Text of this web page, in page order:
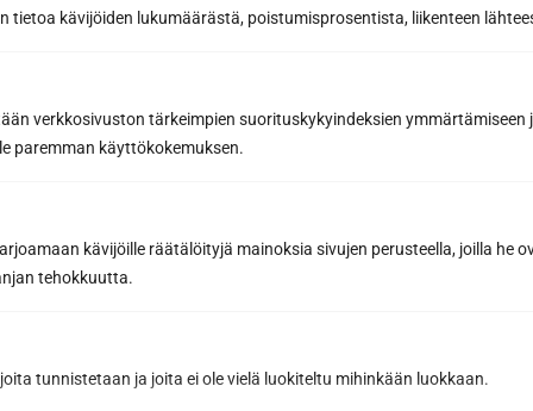
tietoa kävijöiden lukumäärästä, poistumisprosentista, liikenteen
verkkosivuston tärkeimpien suorituskykyindeksien ymmärtämiseen
paremman käyttökokemuksen.
kävijöille räätälöityjä mainoksia sivujen perusteella, joilla he
tehokkuutta.
tunnistetaan ja joita ei ole vielä luokiteltu mihinkään luokkaan.
By sending us a message, you agree to the processing of your
personal data in accordance with
of your dreams with our sauna